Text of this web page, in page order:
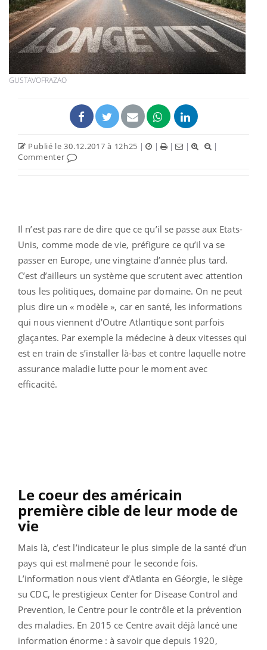
GUSTAVOFRAZAO
Publié le 30.12.2017 à 12h25 | | | |
|
Commenter
Il n’est pas rare de dire que ce qu’il se passe aux Etats-
Unis, comme mode de vie, préfigure ce qu’il va se
passer en Europe, une vingtaine d’année plus tard.
C’est d’ailleurs un système que scrutent avec attention
tous les politiques, domaine par domaine. On ne peut
plus dire un « modèle », car en santé, les informations
qui nous viennent d’Outre Atlantique sont parfois
glaçantes. Par exemple la médecine à deux vitesses qui
est en train de s’installer là-bas et contre laquelle notre
assurance maladie lutte pour le moment avec
efficacité.
Le coeur des américain
première cible de leur mode de
vie
Mais là, c’est l’indicateur le plus simple de la santé d’un
pays qui est malmené pour le seconde fois.
L’information nous vient d’Atlanta en Géorgie, le siège
su CDC, le prestigieux Center for Disease Control and
Prevention, le Centre pour le contrôle et la prévention
des maladies. En 2015 ce Centre avait déjà lancé une
information énorme : à savoir que depuis 1920,